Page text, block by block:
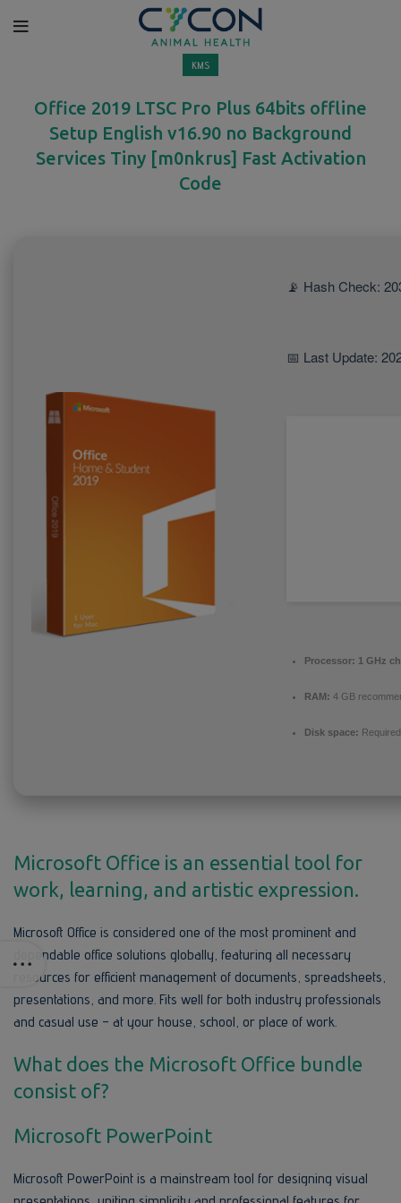
KMS
Office 2019 LTSC Pro Plus 64bits offline
Setup English v16.90 no Background
Services Tiny [m0nkrus] Fast Activation
Code
📡 Hash Check:
📅 Last Update:
Processor: 1 GHz
RAM: 4 GB
Disk space:
Microsoft Office is an essential tool for
work, learning, and artistic expression.
Microsoft Office is considered one of the most prominent and
dependable office solutions globally, featuring all necessary
resources for efficient management of documents, spreadsheets,
presentations, and more. Fits well for both industry professionals
and casual use – at your house, school, or place of work.
What does the Microsoft Office bundle
consist of?
Microsoft PowerPoint
Microsoft PowerPoint is a mainstream tool for designing visual